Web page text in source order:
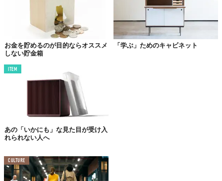
富山県にある尾山製材がデザイナーの山崎義樹さんとともに立ち
上げた、
昔から、穴があいた虫喰い材は「使いものにならない」という考
えから、山に放置されていました。利用されることがあっても、
その多くは元の木の形状がわからないオガクズとして。
見過ごすことができず、「どうにかしてこの現状を変えることは
です。
お金を貯めるのが目的ならオススメ
しない貯金箱
「学ぶ」ためのキャビネット
ITEM
あの「いかにも」な見た目が受け入
れられない人へ
CULTURE